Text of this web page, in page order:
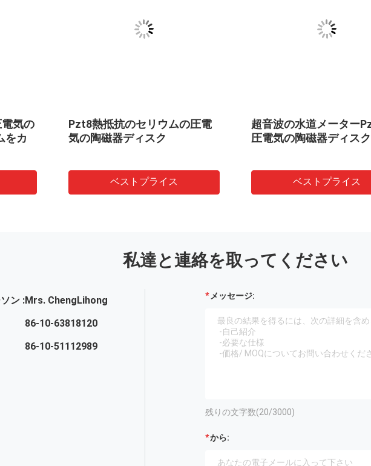
気の
をカ
Pzt8熱抵抗のセリウムの圧電
気の陶磁器ディスク
ベストプライス
超音波の水道メーター
圧電気の陶磁器ディスク
ベストプライス
私達と連絡を取ってください
ン :Mrs. ChengLihong
86-10-63818120
86-10-51112989
メッセージ:
残りの文字数(20/3000)
から: